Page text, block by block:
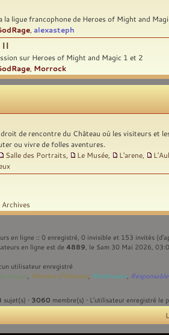
la ligue francophone de Heroes of Might and
alexasteph
II
sur Heroes of Might and Magic 1 et 2
Morrock
de rencontre du Château où les visiteurs et
ou vivre de folles aventures.
Salle des Portraits Le Musée L'arene
Archives
en ligne :: 0 enregistré, 0 invisible et 153 invités
en ligne est de 4889 , le Sam 30 Mai 2026,
utilisateur enregistré
Membre d'Honneur, Modérateur,
sujet(s) • 3060 membre(s) • L’utilisateur enregistré le